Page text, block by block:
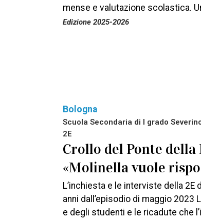
mense e valutazione scolastica.
Edizione 2025-2026
Bologna
Scuola Secondaria di I grado
2E
Crollo del Ponte della
«Molinella vuole
L’inchiesta e le interviste della 2E
anni dall’episodio di maggio
e degli studenti e le ricadute che